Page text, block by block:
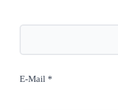
E-Mail *